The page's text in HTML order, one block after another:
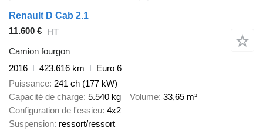
Renault D Cab 2.1
11.600 € HT
Camion fourgon
2016
423.616 km
Euro 6
Puissance 241 ch (177 kW)
Capacité de charge 5.540 kg Volume 33,65 m³
Configuration de l'essieu 4x2
Suspension ressort/ressort